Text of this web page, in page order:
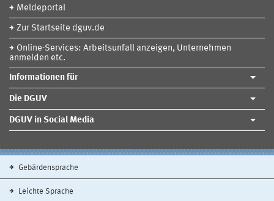
Meldeportal
Zur Startseite dguv.de
Online-Services: Arbeitsunfall anzeigen, Unternehmen
anmelden etc.
Informationen für
Die DGUV
DGUV in Social Media
Gebärdensprache
Leichte Sprache